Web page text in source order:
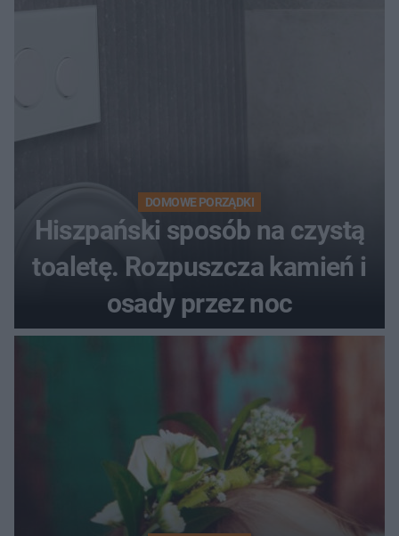
DOMOWE PORZĄDKI
Hiszpański sposób na czystą
toaletę. Rozpuszcza kamień i
osady przez noc